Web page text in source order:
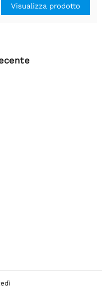
Visualizza prodotto